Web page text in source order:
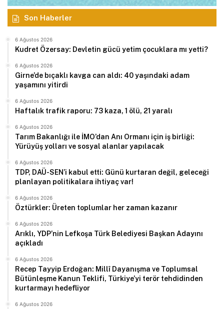
Son Haberler
6 Ağustos 2026
Kudret Özersay: Devletin gücü yetim çocuklara mı yetti?
6 Ağustos 2026
Girne’de bıçaklı kavga can aldı: 40 yaşındaki adam
yaşamını yitirdi
6 Ağustos 2026
Haftalık trafik raporu: 73 kaza, 1 ölü, 21 yaralı
6 Ağustos 2026
Tarım Bakanlığı ile İMO’dan Anı Ormanı için iş birliği:
Yürüyüş yolları ve sosyal alanlar yapılacak
6 Ağustos 2026
TDP, DAÜ-SEN’i kabul etti: Günü kurtaran değil, geleceği
planlayan politikalara ihtiyaç var!
6 Ağustos 2026
Öztürkler: Üreten toplumlar her zaman kazanır
6 Ağustos 2026
Arıklı, YDP’nin Lefkoşa Türk Belediyesi Başkan Adayını
açıkladı
6 Ağustos 2026
Recep Tayyip Erdoğan: Millî Dayanışma ve Toplumsal
Bütünleşme Kanun Teklifi, Türkiye’yi terör tehdidinden
kurtarmayı hedefliyor
6 Ağustos 2026